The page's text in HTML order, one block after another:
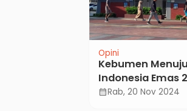
Opini
Kebumen Menuju
Indonesia Emas
calendar_monthRab, 20 Nov 2024